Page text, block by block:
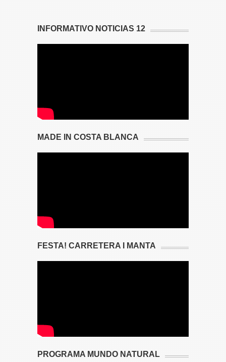
INFORMATIVO NOTICIAS 12
MADE IN COSTA BLANCA
FESTA! CARRETERA I MANTA
PROGRAMA MUNDO NATURAL